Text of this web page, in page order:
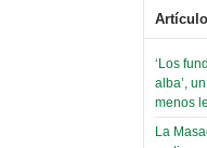
‘Los
alba’,
menos
La